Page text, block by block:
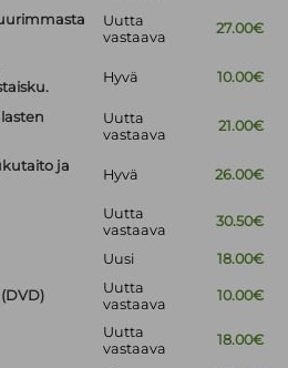
Uutta
vastaava
27.00€
Hyvä 10.00€
Uutta
vastaava
21.00€
ja
Hyvä 26.00€
Uutta
vastaava
30.50€
Uusi 18.00€
(DVD)
Uutta
vastaava
10.00€
Uutta
vastaava
18.00€